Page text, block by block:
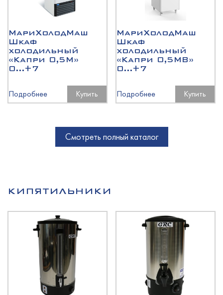
МариХолодМаш
Шкаф
холодильный
«Капри 0,5М»
0...+7
Подробнее Купить
МариХолодМаш
Шкаф
холодильный
«Капри 0,5МВ»
0...+7
Подробнее Купить
Смотреть полный каталог
КИПЯТИЛЬНИКИ